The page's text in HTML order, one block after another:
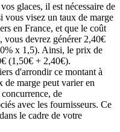
glaces, il est nécessaire de
vous visez un taux de marge
en France, et que le coût
vous devrez générer 2,40€
x 1,5). Ainsi, le prix de
(1,50€ + 2,40€).
d'arrondir ce montant à
de marge peut varier en
de
avec les fournisseurs. Ce
le cadre de votre